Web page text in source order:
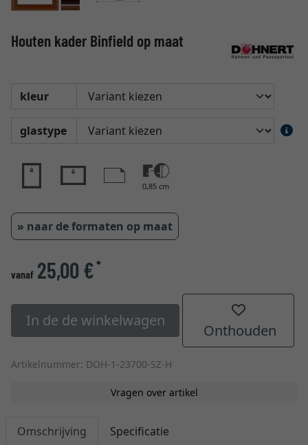
Houten kader Binfield op maat
kleur
glastype
0,85 cm
» naar de formaten op maat
vanaf 25,00 €*
In de de winkelwagen
Onthouden
Artikelnummer: DOH-1-23700-SZ-H
Vragen over artikel
Omschrijving Specificatie